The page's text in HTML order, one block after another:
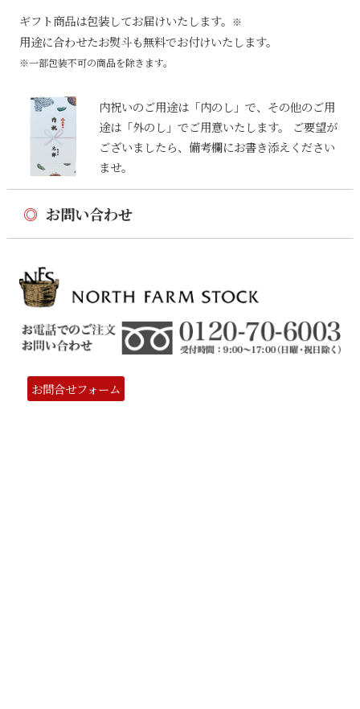
ギフト商品は包装してお届けいたします。 ※
用途に合わせたお熨斗も無料でお付けいたします。
※一部包装不可の商品を除きます。
内祝いのご用途は「内のし」で、その他のご用
途は「外のし」でご用意いたします。 ご要望が
ございましたら、備考欄にお書き添えください
ませ。
◎ お問い合わせ
お問合せフォーム